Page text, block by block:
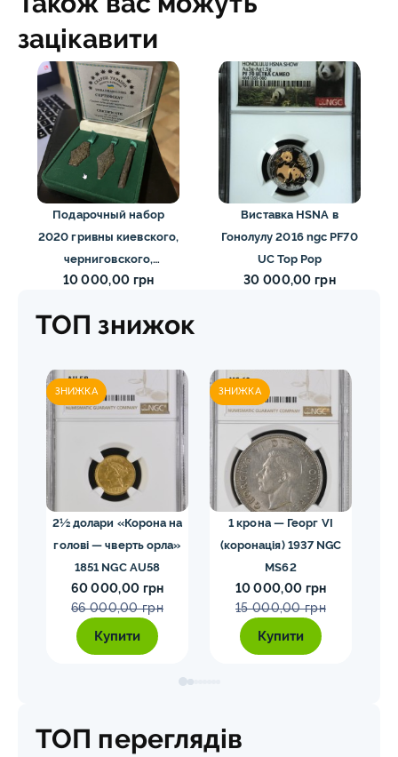
зацікавити
Подарочный набор
2020 гривны киевского,
черниговского,
новгородского типа
10 000,00 грн
Виставка HSNA в
Гонолулу 2016 ngc PF70
UC Top Pop
30 000,00 грн
ТОП знижок
ЗНИЖКА
2½ долари «Корона на
голові — чверть орла»
1851 NGC AU58
60 000,00 грн
66 000,00 грн
Купити
ЗНИЖКА
1 крона — Георг VI
(коронація) 1937 NGC
MS62
10 000,00 грн
15 000,00 грн
Купити
ТОП переглядів